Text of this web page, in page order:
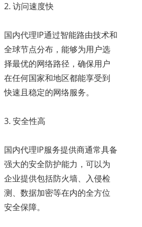
2. 访问速度快
国内代理IP通过智能路由技术和
全球节点分布，能够为用户选
择最优的网络路径，确保用户
在任何国家和地区都能享受到
快速且稳定的网络服务。
3. 安全性高
国内代理IP服务提供商通常具备
强大的安全防护能力，可以为
企业提供包括防火墙、入侵检
测、数据加密等在内的全方位
安全保障。